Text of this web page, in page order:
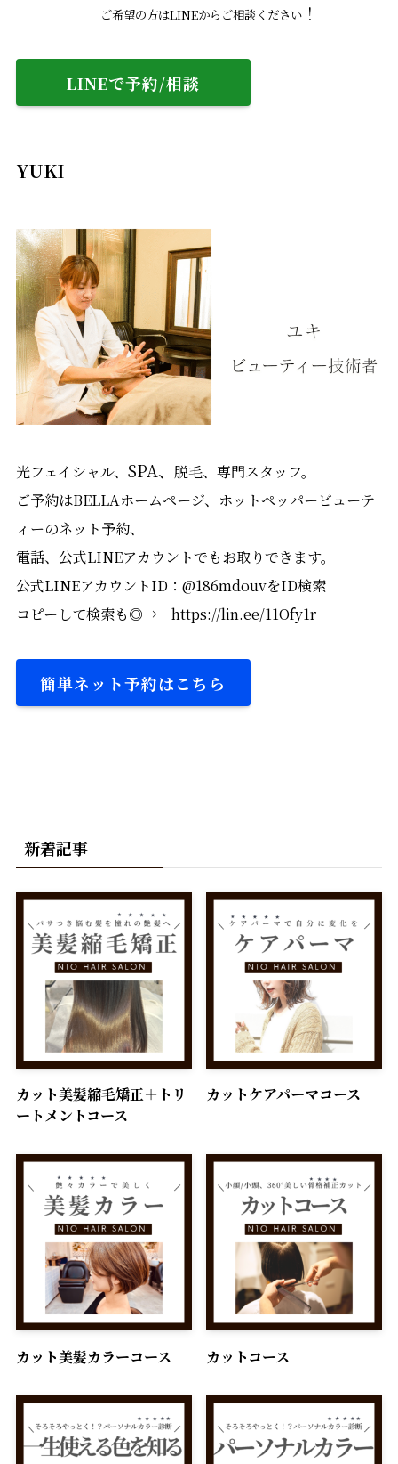
ご希望の方はLINEからご相談ください ！
LINEで予約/相談
YUKI
光フェイシャル、 SPA、 脱毛、専門スタッフ。
ご予約はBELLAホームページ、ホットペッパービューテ
ィーのネット予約、
電話、公式LINEアカウントでもお取りできます。
公式LINEアカウントID：@186mdouvをID検索
コピーして検索も◎→ https://lin.ee/11Ofy1r
簡単ネット予約はこちら
新着記事
カット美髪縮毛矯正＋トリ
ートメントコース
カットケアパーマコース
カット美髪カラーコース カットコース